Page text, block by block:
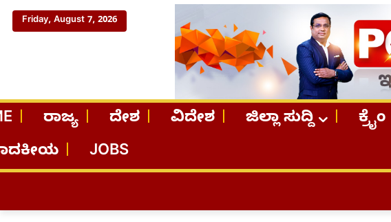
Friday, August 7, 2026
ರಾಜ್ಯ ದೇಶ ವಿದೇಶ ಜಿಲ್ಲಾ ಸುದ್ದಿ ಕ್ರೈಂ
JOBS